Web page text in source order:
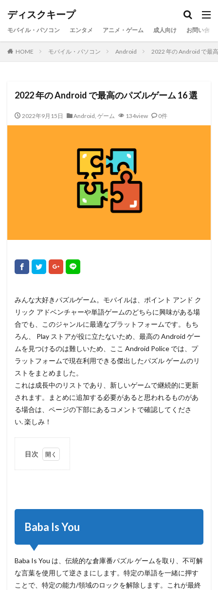
ディスクキープ
モバイル・パソコン エンタメ アニメ・ゲーム 成人向け お問い合わ
HOME モバイル・パソコン Android 2022 年の Android で最
2022 年の Android で最高のパズルゲーム 16 選
2022年9月15日 Android, ゲーム 134view 0件
みんな大好きパズルゲーム。モバイルは、ポイント アンド ク
リック アドベンチャーや単語ゲームのどちらに興味がある場
合でも、このジャンルに最適なプラットフォームです。もち
ろん、 Play ストアが役に立たないため、最高の Android ゲー
ムを見つけるのは難しいため、ここ Android Police では、プ
ラットフォームで現在利用できる傑出したパズル ゲームのリ
ストをまとめました。
これは成長中のリストであり、新しいゲームで継続的に更新
されます。まとめに追加する必要があると思われるものがあ
る場合は、ページの下部にあるコメントで確認してくださ
い. 楽しみ！
目次
2
Classic:
Birds
3
Golf
Peaks
Baba Is You
Baba Is You は、伝統的な倉庫番パズル ゲームを取り、不可解
な言葉を使用して逆さまにします。特定の単語を一緒に押す
ことで、特定の能力/領域のロックを解除します。これが最終